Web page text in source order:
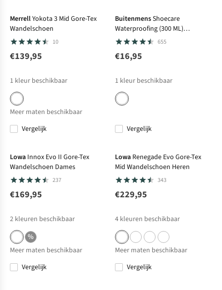
MerrellYokota 3 Mid Gore-Tex
Wandelschoen
10
€139,95
1 kleur beschikbaar
Meer maten beschikbaar
Vergelijk
BuitenmensShoecare
Waterproofing (300 ML)
Schoenonderhoud
655
€16,95
1 kleur beschikbaar
Vergelijk
Lowa Innox Evo II Gore-Tex
Wandelschoen Dames
237
€169,95
2 kleuren beschikbaar
%
Meer maten beschikbaar
Vergelijk
Lowa Renegade Evo Gore-Tex
Mid Wandelschoen Heren
343
€229,95
4 kleuren beschikbaar
Meer maten beschikbaar
Vergelijk